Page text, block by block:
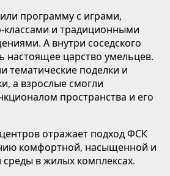
программу с играми,
классами и традиционными
А внутри соседского
настоящее царство умельцев.
тематические поделки и
а взрослые смогли
пространства и его
отражает подход ФСК
комфортной, насыщенной и
в жилых комплексах.